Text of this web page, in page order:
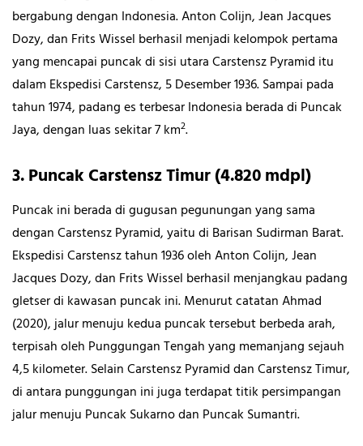
bergabung dengan Indonesia. Anton Colijn, Jean Jacques
Dozy, dan Frits Wissel berhasil menjadi kelompok pertama
yang mencapai puncak di sisi utara Carstensz Pyramid itu
dalam Ekspedisi Carstensz, 5 Desember 1936. Sampai pada
tahun 1974, padang es terbesar Indonesia berada di Puncak
Jaya, dengan luas sekitar 7 km2.
3. Puncak Carstensz Timur (4.820 mdpl)
Puncak ini berada di gugusan pegunungan yang sama
dengan Carstensz Pyramid, yaitu di Barisan Sudirman Barat.
Ekspedisi Carstensz tahun 1936 oleh Anton Colijn, Jean
Jacques Dozy, dan Frits Wissel berhasil menjangkau padang
gletser di kawasan puncak ini. Menurut catatan Ahmad
(2020), jalur menuju kedua puncak tersebut berbeda arah,
terpisah oleh Punggungan Tengah yang memanjang sejauh
4,5 kilometer. Selain Carstensz Pyramid dan Carstensz Timur,
di antara punggungan ini juga terdapat titik persimpangan
jalur menuju Puncak Sukarno dan Puncak Sumantri.